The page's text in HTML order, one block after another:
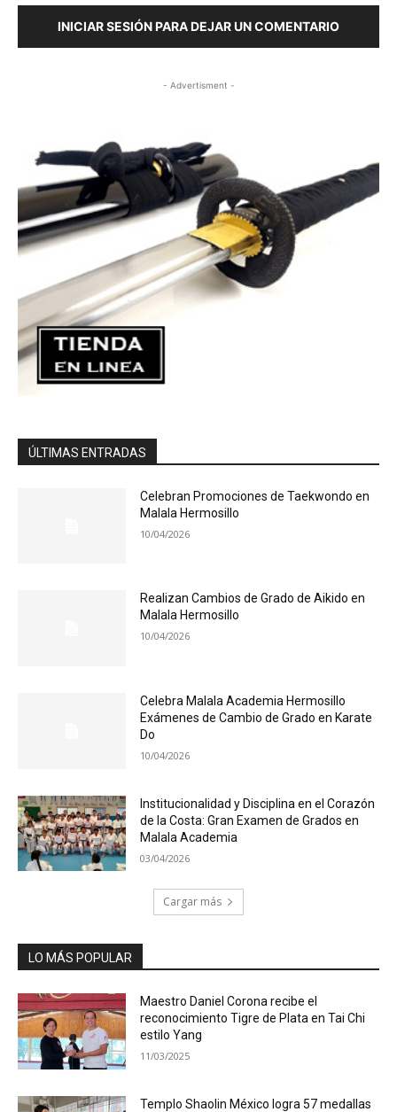
INICIAR SESIÓN PARA DEJAR UN COMENTARIO
- Advertisment -
ÚLTIMAS ENTRADAS
Celebran Promociones de Taekwondo en
Malala Hermosillo
10/04/2026
Realizan Cambios de Grado de Aikido en
Malala Hermosillo
10/04/2026
Celebra Malala Academia Hermosillo
Exámenes de Cambio de Grado en Karate
Do
10/04/2026
Institucionalidad y Disciplina en el Corazón
de la Costa: Gran Examen de Grados en
Malala Academia
03/04/2026
Cargar más
LO MÁS POPULAR
Maestro Daniel Corona recibe el
reconocimiento Tigre de Plata en Tai Chi
estilo Yang
11/03/2025
Templo Shaolin México logra 57 medallas